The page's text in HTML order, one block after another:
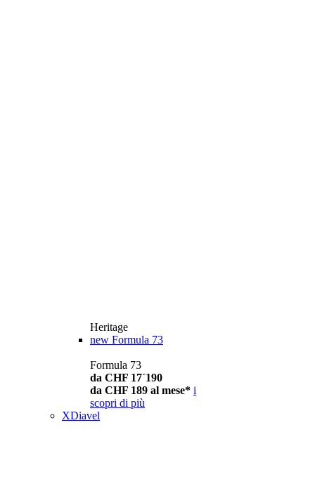
Heritage
new Formula 73
Formula 73
da CHF 17´190
da CHF 189 al mese* i
scopri di più
XDiavel